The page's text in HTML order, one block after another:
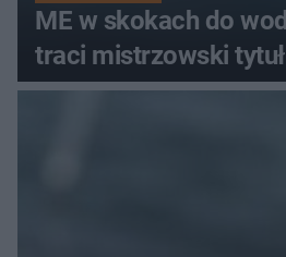
ME w skokach do
traci mistrzowski tytuł